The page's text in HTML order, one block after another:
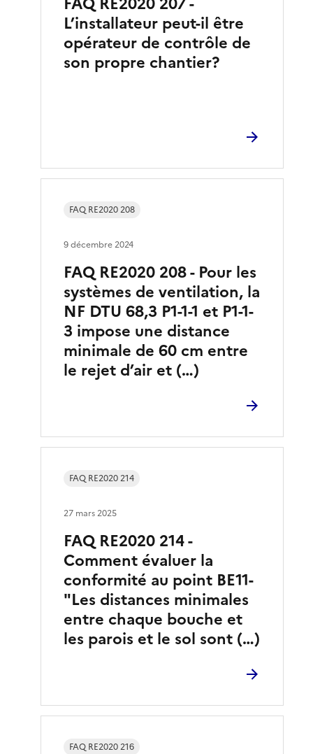
L’installateur peut-il être
opérateur de contrôle de
son propre chantier?
FAQ RE2020 208 - Pour les
systèmes de ventilation, la
NF DTU 68,3 P1-1-1 et P1-1-
3 impose une distance
minimale de 60 cm entre
le rejet d’air et (…)
FAQ RE2020 208
9 décembre 2024
FAQ RE2020 214 -
Comment évaluer la
conformité au point BE11-
"Les distances minimales
entre chaque bouche et
les parois et le sol sont (…)
FAQ RE2020 214
27 mars 2025
FAQ RE2020 216